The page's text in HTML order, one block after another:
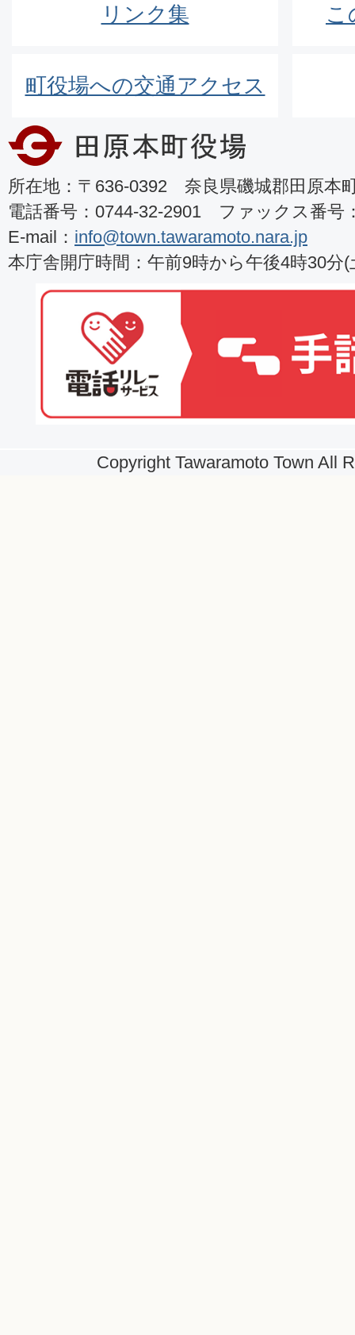
リンク集 こ
町役場への交通アクセス
所在地：〒636-0392 奈良県磯城郡田原本
電話番号：0744-32-2901 ファックス番号
E-mail： info@town.tawaramoto.nara.jp
本庁舎開庁時間：午前9時から午後4時30分
Copyright Tawaramoto Town All